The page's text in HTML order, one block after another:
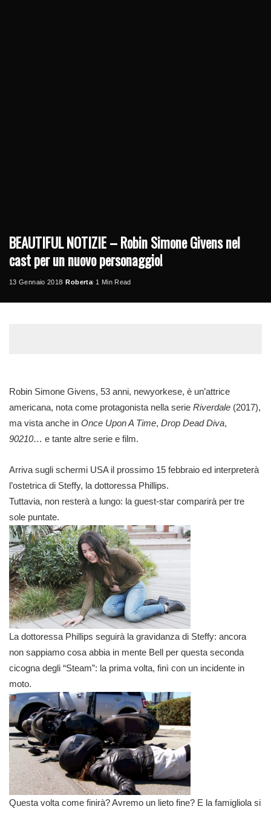
BEAUTIFUL NOTIZIE – Robin Simone Givens nel
cast per un nuovo personaggio!
13 Gennaio 2018
Posted
Roberta 1 Min Read
Robin Simone Givens, 53 anni, newyorkese, è un’attrice
americana, nota come protagonista nella serie Riverdale (2017),
ma vista anche in Once Upon A Time, Drop Dead Diva,
90210… e tante altre serie e film.
Arriva sugli schermi USA il prossimo 15 febbraio ed interpreterà
l’ostetrica di Steffy, la dottoressa Phillips.
Tuttavia, non resterà a lungo: la guest-star comparirà per tre
sole puntate.
La dottoressa Phillips seguirà la gravidanza di Steffy: ancora
non sappiamo cosa abbia in mente Bell per questa seconda
cicogna degli “Steam”: la prima volta, finì con un incidente in
moto.
Questa volta come finirà? Avremo un lieto fine? E la famigliola si